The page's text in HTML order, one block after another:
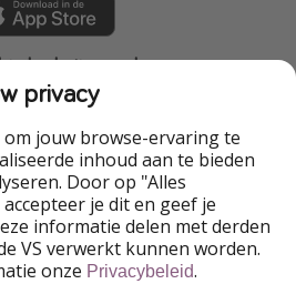
deel uit van de
HolidayPirates
VoyagesPirates
Urlaubspiraten
ViajerosPiratas
privacy
jouw browse-ervaring te
inhoud aan te bieden
Door op "Alles
je dit en geef je
informatie delen met derden
VS verwerkt kunnen worden.
onze Privacybeleid.